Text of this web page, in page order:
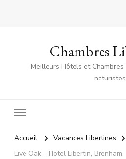
Chambres
Meilleurs Hôtels et
naturistes
Accueil
Vacances Libertines
Live Oak – Hotel Libertin,